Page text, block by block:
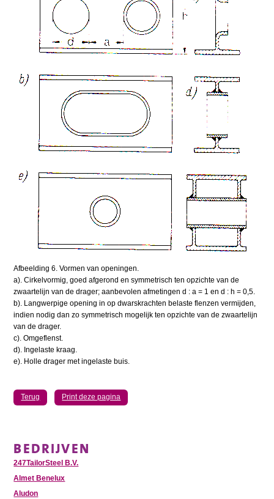
Afbeelding 6. Vormen van openingen.
a). Cirkelvormig, goed afgerond en symmetrisch ten opzichte van de
zwaartelijn van de drager; aanbevolen afmetingen d : a = 1 en d : h = 0,5.
b). Langwerpige opening in op dwarskrachten belaste flenzen vermijden,
indien nodig dan zo symmetrisch mogelijk ten opzichte van de zwaartelijn
van de drager.
c). Omgeflenst.
d). Ingelaste kraag.
e). Holle drager met ingelaste buis.
Terug Print deze pagina
BEDRIJVEN
247TailorSteel B.V.
Almet Benelux
Aludon